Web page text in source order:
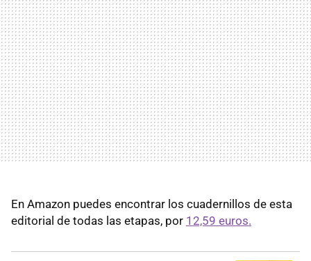
En Amazon puedes encontrar los cuadernillos de esta
editorial de todas las etapas, por 12,59 euros.